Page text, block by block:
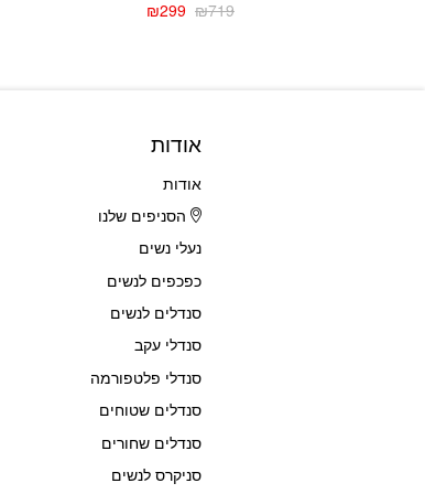
₪719
המחיר
₪299
המחיר
אודות
אודות
הסניפים שלנו
נעלי נשים
כפכפים לנשים
סנדלים לנשים
סנדלי עקב
סנדלי פלטפורמה
סנדלים שטוחים
סנדלים שחורים
סניקרס לנשים